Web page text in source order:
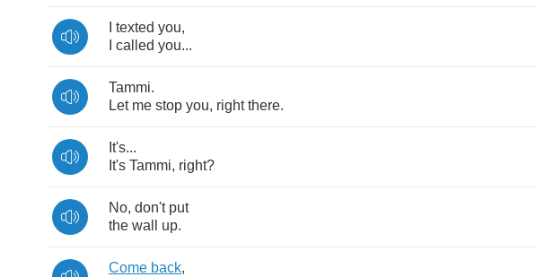
texted you,
called you...
Tammi.
Let me stop you, right there.
It's...
It's Tammi, right?
No, don't put
the wall up.
Come back,